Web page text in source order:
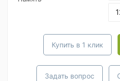
Купить в 1 клик
Задать вопрос